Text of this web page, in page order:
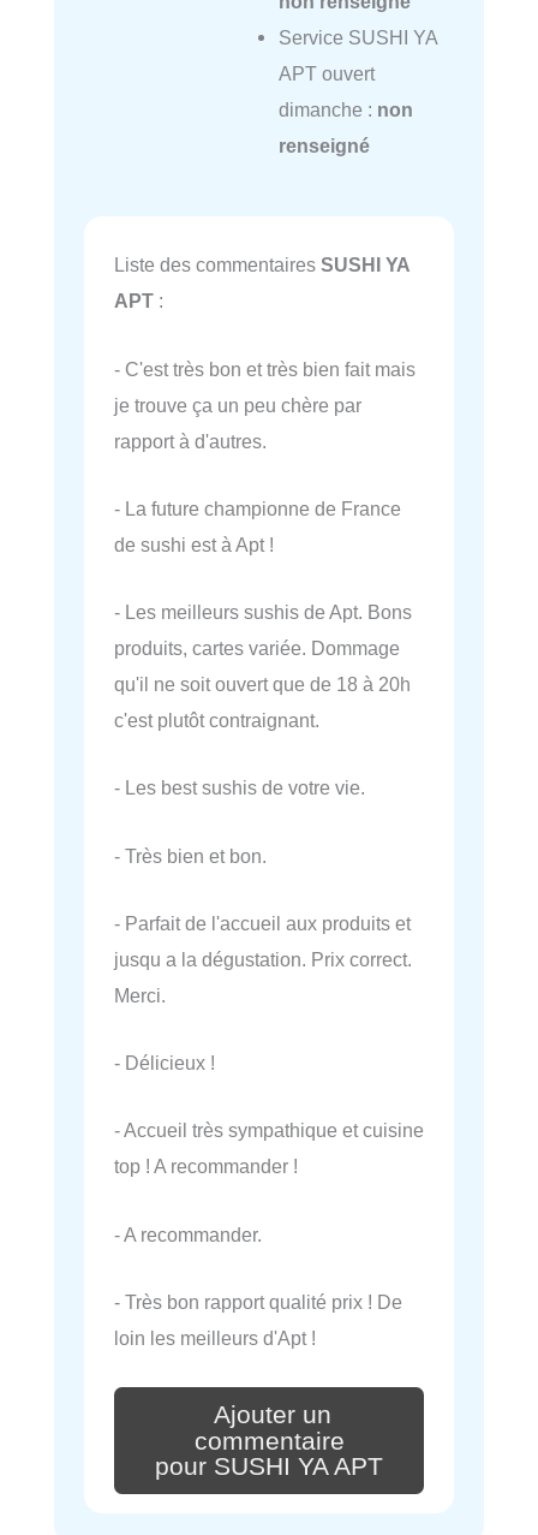
Service SUSHI YA
APT ouvert
dimanche : non
renseigné
Liste des commentaires SUSHI YA
APT :
- C'est très bon et très bien fait mais
je trouve ça un peu chère par
rapport à d'autres.
- La future championne de France
de sushi est à Apt !
- Les meilleurs sushis de Apt. Bons
produits, cartes variée. Dommage
qu'il ne soit ouvert que de 18 à 20h
c'est plutôt contraignant.
- Les best sushis de votre vie.
- Très bien et bon.
- Parfait de l'accueil aux produits et
jusqu a la dégustation. Prix correct.
Merci.
- Délicieux !
- Accueil très sympathique et cuisine
top ! A recommander !
- A recommander.
- Très bon rapport qualité prix ! De
loin les meilleurs d'Apt !
Ajouter un
commentaire
pour SUSHI YA APT